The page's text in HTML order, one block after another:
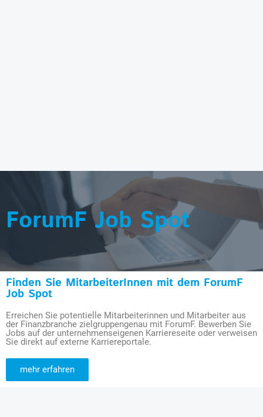
ForumF Job Spot
Finden Sie MitarbeiterInnen mit dem ForumF
Job Spot
Erreichen Sie potentielle Mitarbeiterinnen und Mitarbeiter aus
der Finanzbranche zielgruppengenau mit ForumF. Bewerben Sie
Jobs auf der unternehmenseigenen Karriereseite oder verweisen
Sie direkt auf externe Karriereportale.
mehr erfahren